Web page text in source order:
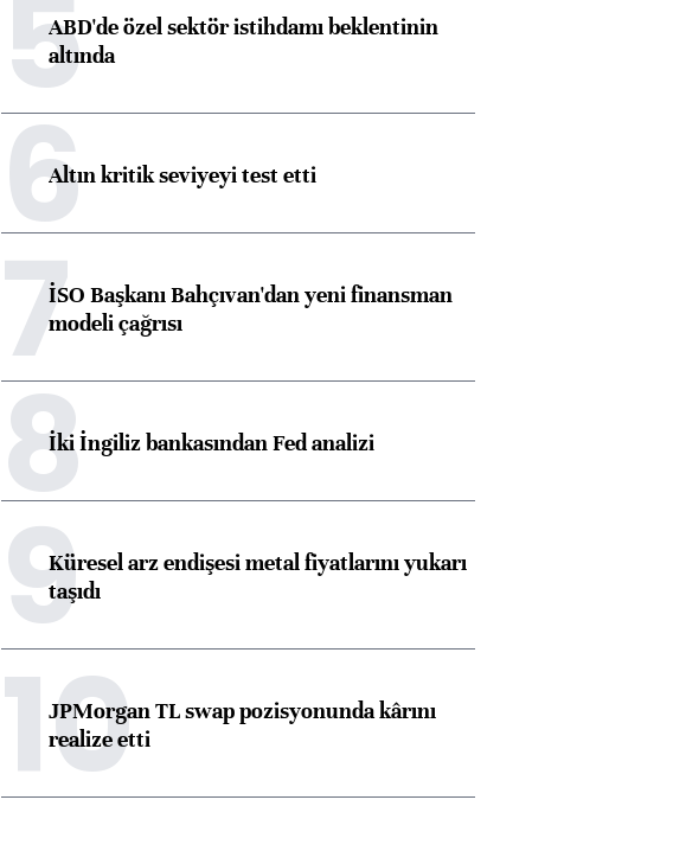
5ABD'de özel sektör istihdamı beklentinin
altında
6Altın kritik seviyeyi test etti
7İSO Başkanı Bahçıvan'dan yeni finansman
modeli çağrısı
8İki İngiliz bankasından Fed analizi
9Küresel arz endişesi metal fiyatlarını yukarı
taşıdı
10
JPMorgan TL swap pozisyonunda kârını
realize etti